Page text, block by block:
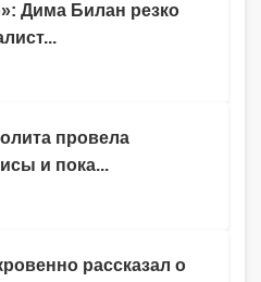
рассказал о
Дима Билан резко
провела
и пока...